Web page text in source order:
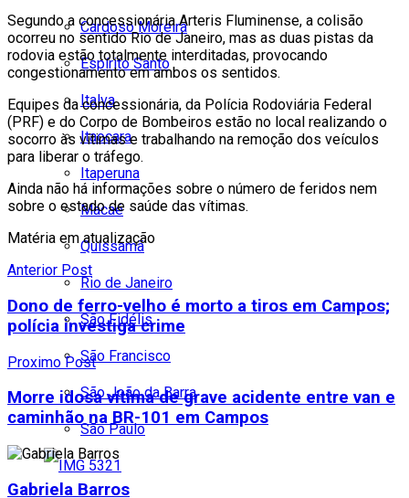
Cardoso Moreira
Espírito Santo
Italva
Itaocara
Itaperuna
Macaé
Quissamã
Rio de Janeiro
São Fidélis
São Francisco
São João da Barra
São Paulo
Segundo a concessionária Arteris Fluminense, a colisão
ocorreu no sentido Rio de Janeiro, mas as duas pistas da
rodovia estão totalmente interditadas, provocando
congestionamento em ambos os sentidos.
Equipes da concessionária, da Polícia Rodoviária Federal
(PRF) e do Corpo de Bombeiros estão no local realizando o
socorro às vítimas e trabalhando na remoção dos veículos
para liberar o tráfego.
Ainda não há informações sobre o número de feridos nem
sobre o estado de saúde das vítimas.
Matéria em atualização
Anterior Post
Dono de ferro-velho é morto a tiros em Campos;
polícia investiga crime
Proximo Post
Morre idosa vítima de grave acidente entre van e
caminhão na BR-101 em Campos
Gabriela Barros